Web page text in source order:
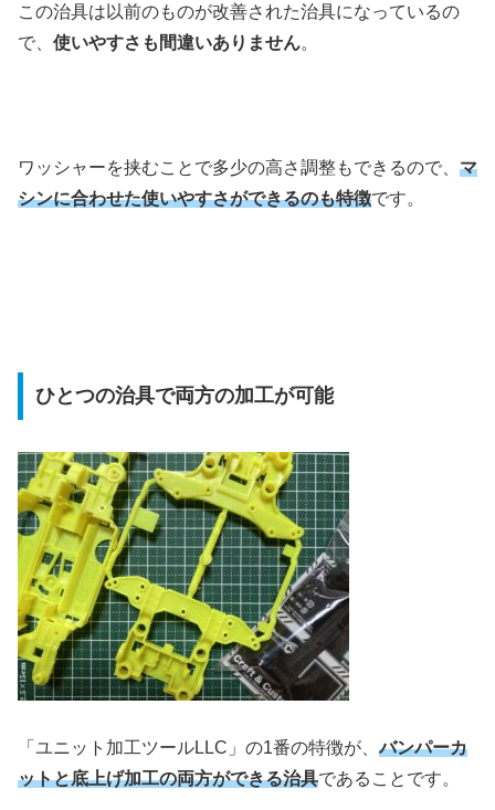
この治具は以前のものが改善された治具になっているの
で、 使いやすさも間違いありません。
ワッシャーを挟むことで多少の高さ調整もできるので、 マ
シンに合わせた使いやすさができるのも特徴です。
ひとつの治具で両方の加工が可能
「ユニット加工ツールLLC」の1番の特徴が、バンパーカ
ットと底上げ加工の両方ができる治具であることです。